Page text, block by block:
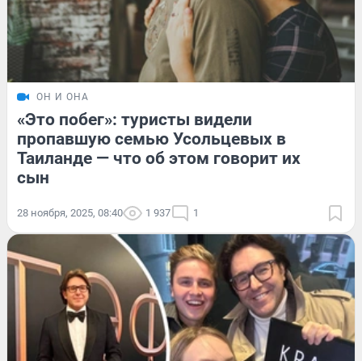
ОН И ОНА
«Это побег»: туристы видели
пропавшую семью Усольцевых в
Таиланде — что об этом говорит их
сын
28 ноября, 2025, 08:40 1 937 1